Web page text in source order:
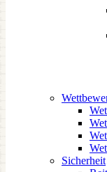
Sicherheit